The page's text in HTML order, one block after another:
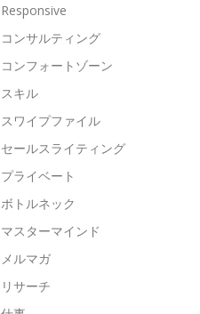
Responsive
コンサルティング
コンフォートゾーン
スキル
スワイプファイル
セールスライティング
プライベート
ボトルネック
マスターマインド
メルマガ
リサーチ